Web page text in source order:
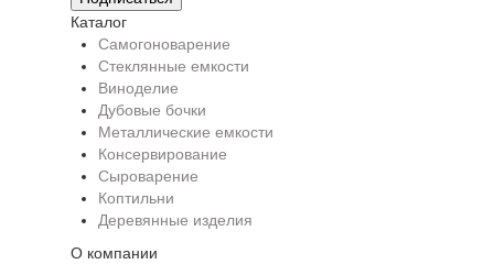
Каталог
Самогоноварение
Стеклянные емкости
Виноделие
Дубовые бочки
Металлические емкости
Консервирование
Сыроварение
Коптильни
Деревянные изделия
О компании